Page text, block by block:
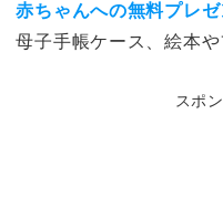
赤ちゃんへの無料プレ
母子手帳ケース、絵本や
スポ